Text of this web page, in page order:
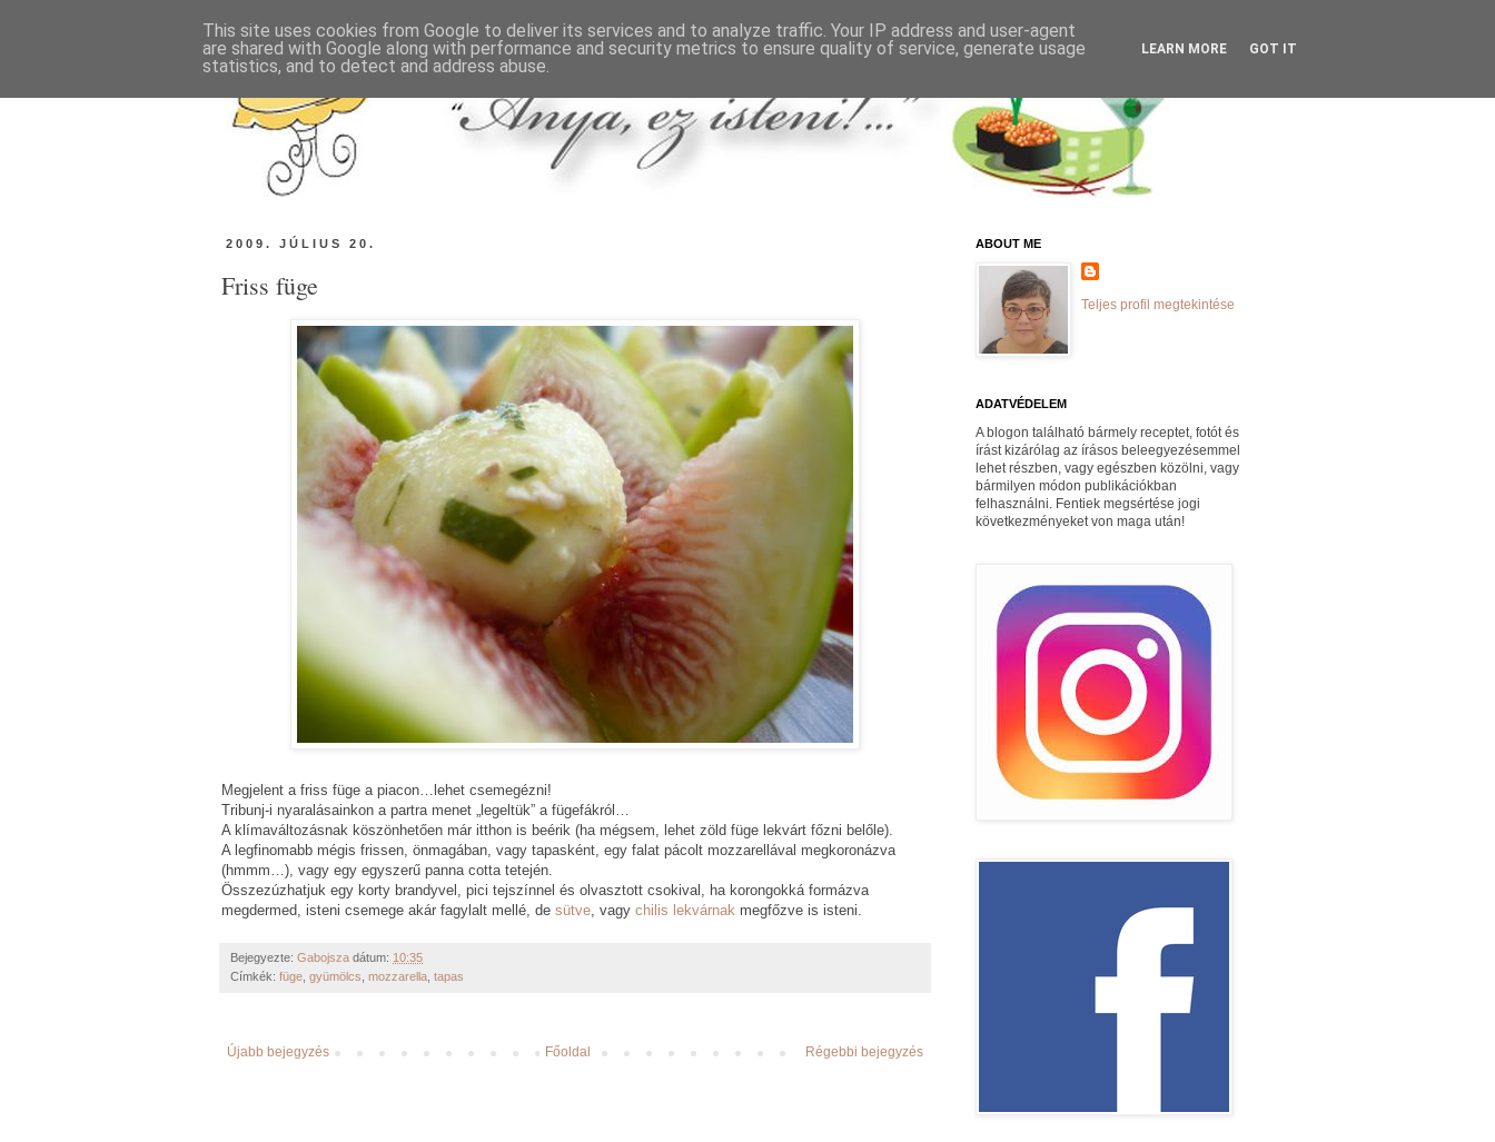
2009. JÚLIUS 20.
Friss füge
Megjelent a friss füge a piacon…lehet csemegézni!
Tribunj-i nyaralásainkon a partra menet „legeltük” a fügefákról…
A klímaváltozásnak köszönhetően már itthon is beérik (ha mégsem, lehet zöld füge lekvárt főzni belőle).
A legfinomabb mégis frissen, önmagában, vagy tapasként, egy falat pácolt mozzarellával megkoronázva
(hmmm…), vagy egy egyszerű panna cotta tetején.
Összezúzhatjuk egy korty brandyvel, pici tejszínnel és olvasztott csokival, ha korongokká formázva
megdermed, isteni csemege akár fagylalt mellé, de sütve , vagy chilis lekvárnak megfőzve is isteni.
Bejegyezte: Gabojsza dátum: 10:35
Címkék: füge gyümölcs mozzarella tapas
Újabb bejegyzés Régebbi bejegyzés
Főoldal
ABOUT ME
Teljes profil megtekintése
ADATVÉDELEM
A blogon található bármely receptet, fotót és
írást kizárólag az írásos beleegyezésemmel
lehet részben, vagy egészben közölni, vagy
bármilyen módon publikációkban
felhasználni. Fentiek megsértése jogi
következményeket von maga után!
This site uses cookies from Google to deliver its services and to analyze traffic. Your IP address and user-agent
are shared with Google along with performance and security metrics to ensure quality of service, generate usage
statistics, and to detect and address abuse.
LEARN MORE GOT IT